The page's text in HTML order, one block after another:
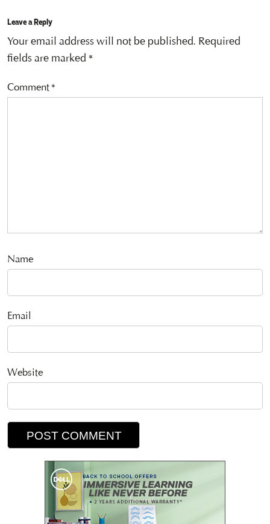
Leave a Reply
Your email address will not be published. Required
fields are marked *
Comment*
Name
Email
Website